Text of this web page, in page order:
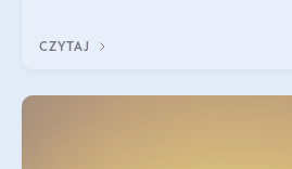
CZYTAJ